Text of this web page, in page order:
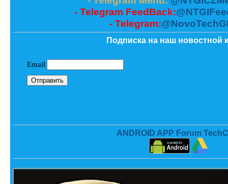
- Telegram FeedBack:
- Telegram:
Подписка на наш новостной
ANDROID APP Forum